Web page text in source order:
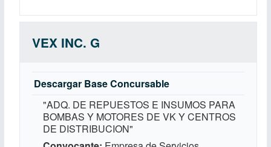
VEX INC. G
Descargar Base Concursable
"ADQ. DE REPUESTOS E INSUMOS PARA
BOMBAS Y MOTORES DE VK Y CENTROS
DE DISTRIBUCION"